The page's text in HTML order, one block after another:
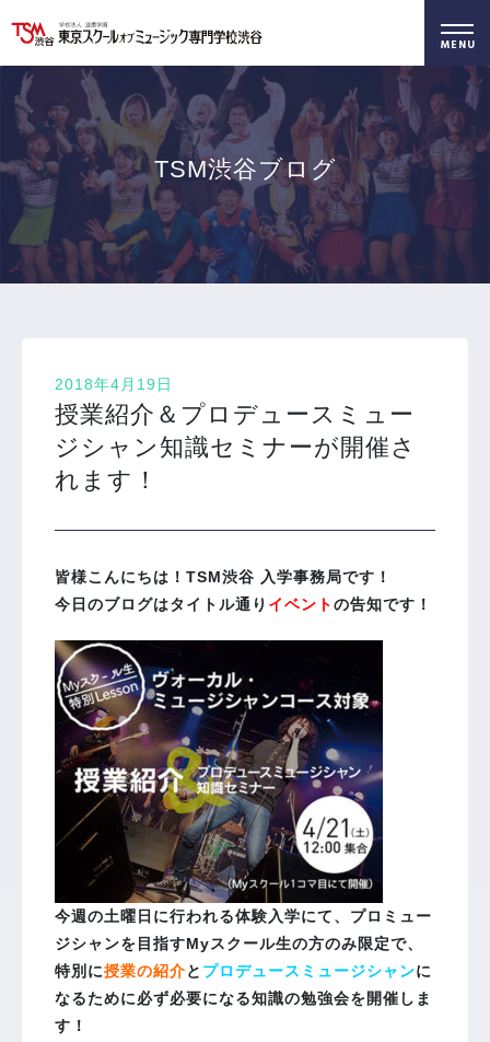
学科・専攻 資料請求 オープンキャンパス
TSM渋谷ブログ
2018年4月19日
授業紹介＆プロデュースミュー
ジシャン知識セミナーが開催さ
れます！
皆様こんにちは！TSM渋谷 入学事務局です！
今日のブログはタイトル通り イベントの告知です！
今週の土曜日に行われる体験入学にて、プロミュー
ジシャンを目指すMyスクール生の方のみ限定で、
特別に授業の紹介と プロデュースミュージシャンに
なるために必ず必要になる知識の勉強会を開催しま
す！